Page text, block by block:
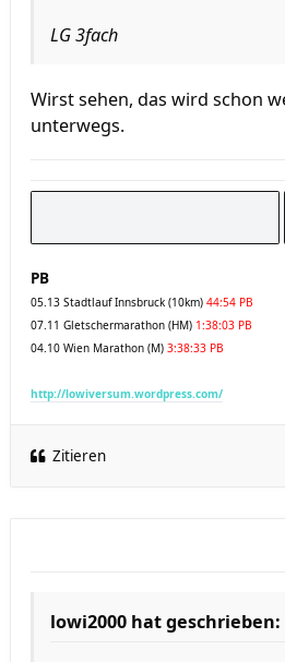
LG 3fach
Wirst sehen, das wird schon
unterwegs.
PB
05.13 Stadtlauf Innsbruck (10km) 44:54 PB
07.11 Gletschermarathon (HM) 1:38:03 PB
04.10 Wien Marathon (M) 3:38:33 PB
http://lowiversum.wordpress.com/
Zitieren
lowi2000 hat geschrieben: